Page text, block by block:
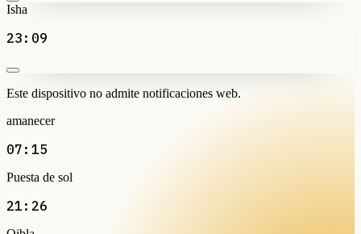
Isha
23:09
Este dispositivo no admite notificaciones web.
amanecer
07:15
Puesta de sol
21:26